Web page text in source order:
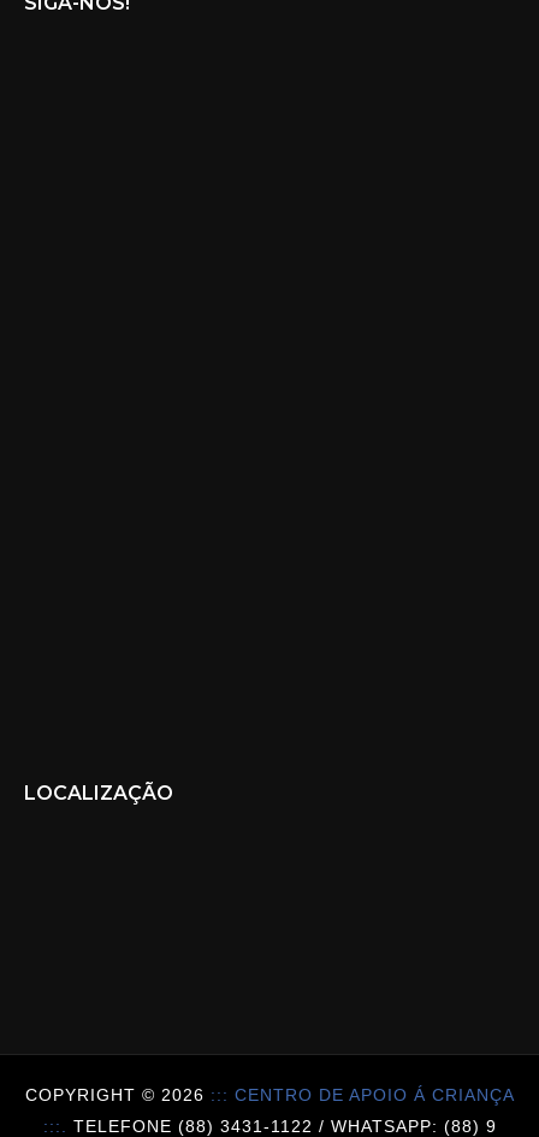
LOCALIZAÇÃO
COPYRIGHT © 2026 ::: CENTRO DE APOIO Á CRIANÇA
:::. TELEFONE (88) 3431-1122 / WHATSAPP: (88) 9